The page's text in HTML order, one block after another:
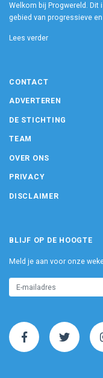
Welkom bij Progwereld. Dit
gebied van progressieve
Lees verder
CONTACT
ADVERTEREN
DE STICHTING
TEAM
OVER ONS
PRIVACY
DISCLAIMER
BLIJF OP DE HOOGTE
Meld je aan voor onze